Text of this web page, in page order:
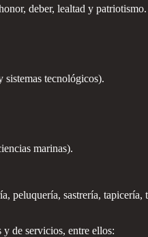
deber, lealtad y
sistemas tecnológicos).
marinas).
sastrería,
y de servicios, entre ellos: